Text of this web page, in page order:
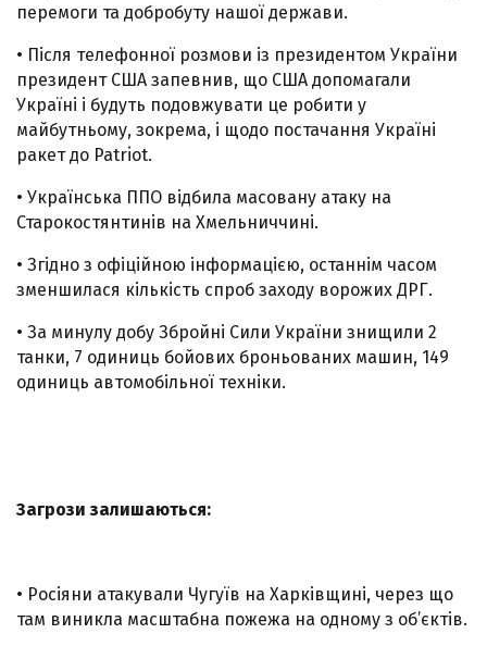
перемоги та добробуту нашої держави.
• Після телефонної розмови із президентом України
президент США запевнив, що США допомагали
Україні і будуть подовжувати це робити у
майбутньому, зокрема, і щодо постачання Україні
ракет до Patriot.
• Українська ППО відбила масовану атаку на
Старокостянтинів на Хмельниччині.
• Згідно з офіційною інформацією, останнім часом
зменшилася кількість спроб заходу ворожих ДРГ.
• За минулу добу Збройні Сили України знищили 2
танки, 7 одиниць бойових броньованих машин, 149
одиниць автомобільної техніки.
Загрози залишаються:
• Росіяни атакували Чугуїв на Харківщині, через що
там виникла масштабна пожежа на одному з об’єктів.